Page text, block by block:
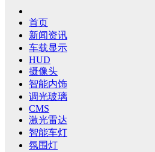
首页
新闻资讯
车载显示
HUD
摄像头
智能内饰
调光玻璃
CMS
激光雷达
智能车灯
氛围灯